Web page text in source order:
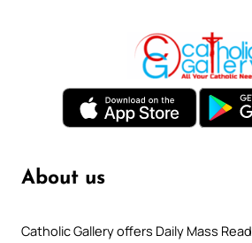
About us
Catholic Gallery offers Daily Mass